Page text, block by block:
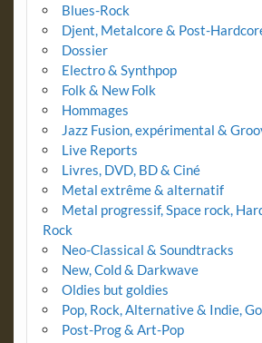
Blues-Rock
Djent, Metalcore & Post-
Dossier
Electro & Synthpop
Folk & New Folk
Hommages
Jazz Fusion, expérimental &
Live Reports
Livres, DVD, BD & Ciné
Metal extrême & alternatif
Metal progressif, Space rock,
Rock
Neo-Classical & Soundtracks
New, Cold & Darkwave
Oldies but goldies
Pop, Rock, Alternative & Indie,
Post-Prog & Art-Pop